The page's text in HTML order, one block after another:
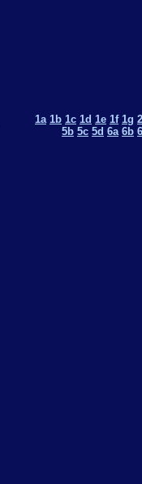
1a 1b 1c 1d 1e 1f 1g
5b 5c 5d 6a 6b